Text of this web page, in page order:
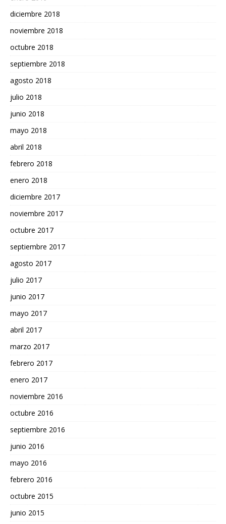
diciembre 2018
noviembre 2018
octubre 2018
septiembre 2018
agosto 2018
julio 2018
junio 2018
mayo 2018
abril 2018
febrero 2018
enero 2018
diciembre 2017
noviembre 2017
octubre 2017
septiembre 2017
agosto 2017
julio 2017
junio 2017
mayo 2017
abril 2017
marzo 2017
febrero 2017
enero 2017
noviembre 2016
octubre 2016
septiembre 2016
junio 2016
mayo 2016
febrero 2016
octubre 2015
junio 2015